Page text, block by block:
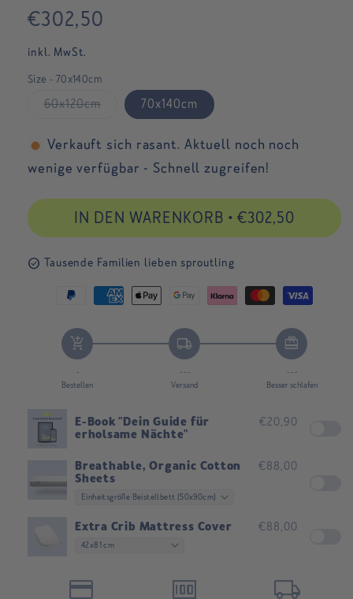
Regular
€302,50
inkl. MwSt.
Size - 70x140cm
60x120cmVariant
unavailable
70x140cm
Verkauft sich rasant. Aktuell noch noch
wenige verfügbar - Schnell zugreifen!
IN DEN WARENKORB • €302,50
check_circle Tausende Familien lieben sproutling
Paypal
payment
method
American
payment
Apple
payment
Google
pay
payment
Klarna
method
Master
payment
method
Visa
payment
method
add_shopping_cart
-
Bestellen
local_shipping
- - -
Versand
redeem
- - -
Besser schlafen
E-Book "Dein Guide für
erholsame Nächte"
€20,90
Breathable, Organic Cotton
Sheets
€88,00
Extra Crib Mattress Cover €88,00
credit_card money local_shipping